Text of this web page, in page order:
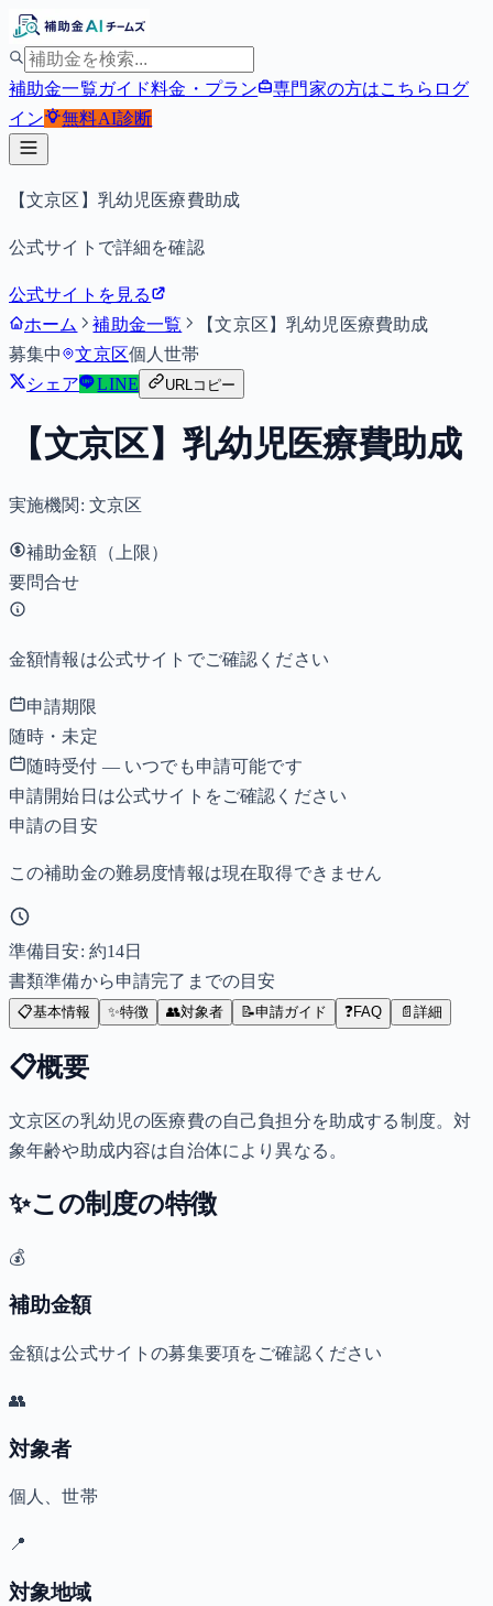
補助金一覧ガイド料金・プラン 専門家の方はこちら ログ
イン
無料AI診断
【文京区】乳幼児医療費助成
公式サイトで詳細を確認
公式サイトを見る
ホーム
補助金一覧
【文京区】乳幼児医療費助成
募集中
文京区個人世帯
シェア
LINE URLコピー
【文京区】乳幼児医療費助成
実施機関: 文京区
補助金額（上限）
要問合せ
金額情報は公式サイトでご確認ください
申請期限
随時・未定
随時受付 — いつでも申請可能です
申請開始日は公式サイトをご確認ください
申請の目安
この補助金の難易度情報は現在取得できません
準備目安: 約14日
書類準備から申請完了までの目安
📋基本情報 ✨特徴 👥対象者 📝申請ガイド ❓FAQ 📄 詳細
📋概要
文京区の乳幼児の医療費の自己負担分を助成する制度。対
象年齢や助成内容は自治体により異なる。
✨この制度の特徴
💰
補助金額
金額は公式サイトの募集要項をご確認ください
👥
対象者
個人、世帯
📍
対象地域